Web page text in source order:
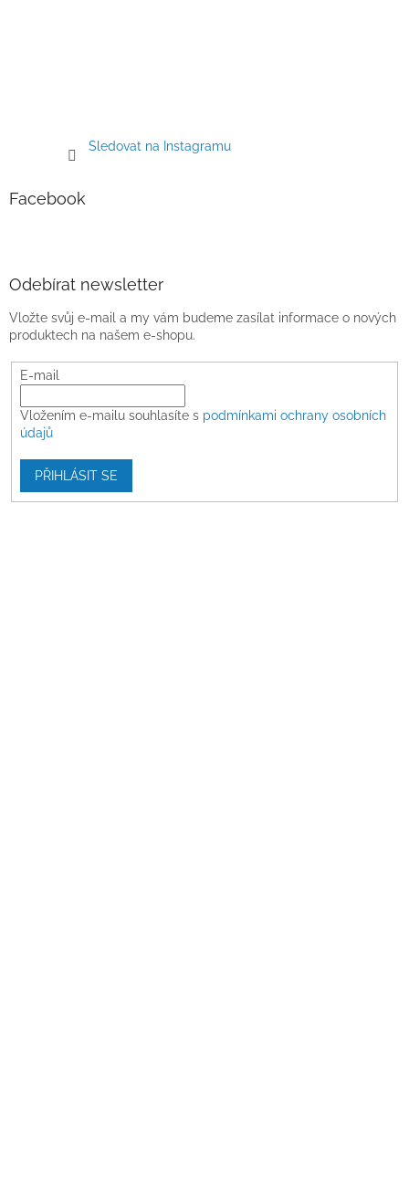
Sledovat na Instagramu
Facebook
Odebírat newsletter
Vložte svůj e-mail a my vám budeme zasílat informace o nových
produktech na našem e-shopu.
E-mail
Vložením e-mailu souhlasíte s podmínkami ochrany osobních
údajů
PŘIHLÁSIT SE